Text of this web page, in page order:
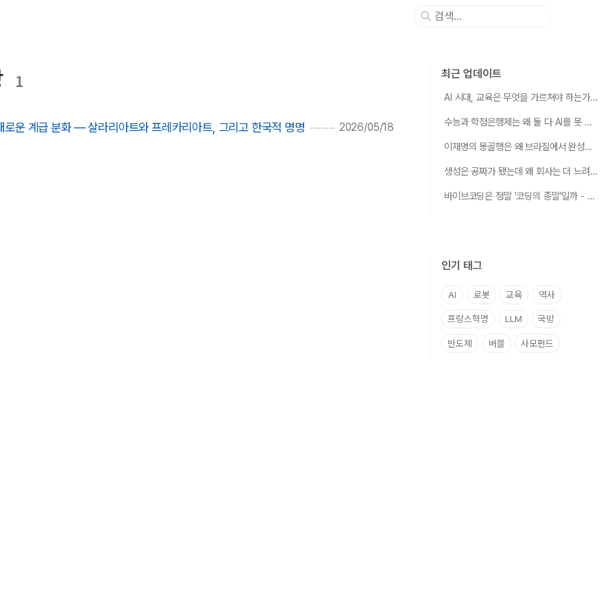
1
로운 계급 분화 — 살라리아트와 프레카리아트, 그리고 한국적 명명 2026/05/18
최근 업데이트
AI 시대, 교육은 무엇을 가르쳐야 하는가 - 우리는 지금 "초등교육"이 처음 발명되던 순간에 서 있다
수능과 학점은행제는 왜 둘 다 AI를 못 가르치는가
이재명의 몽골행은 왜 브라질에서 완성되는가 - 로봇의 심장에는 반쪽짜리 광구가 두 개 필요했다
생성은 공짜가 됐는데 왜 회사는 더 느려졌는가 - AI 시대, 가치는 "만들기"에서 "거르고·쌓고·엮기"로 옮겨갔다
바이브코딩은 정말 '코딩의 종말'일까 - 그렇게 따지면 종말은 적어도 1950년대부터 이미 시작됐다
인기 태그
AI 로봇 교육 역사
프랑스혁명 LLM 국방
반도체 버블 사모펀드